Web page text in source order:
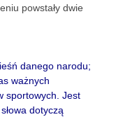
powstały dwie
danego narodu;
ważnych
sportowych. Jest
dotyczą